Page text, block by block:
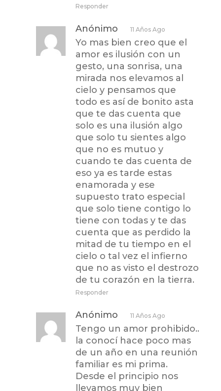
Responder
Anónimo 11 Años Ago
Yo mas bien creo que el
amor es ilusión con un
gesto, una sonrisa, una
mirada nos elevamos al
cielo y pensamos que
todo es así de bonito asta
que te das cuenta que
solo es una ilusión algo
que solo tu sientes algo
que no es mutuo y
cuando te das cuenta de
eso ya es tarde estas
enamorada y ese
supuesto trato especial
que solo tiene contigo lo
tiene con todas y te das
cuenta que as perdido la
mitad de tu tiempo en el
cielo o tal vez el infierno
que no as visto el destrozo
de tu corazón en la tierra.
Responder
Anónimo 11 Años Ago
Tengo un amor prohibido..
la conocí hace poco mas
de un año en una reunión
familiar es mi prima.
Desde el principio nos
llevamos muy bien